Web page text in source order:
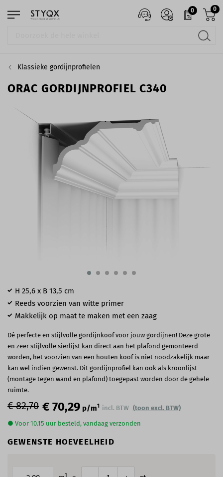
0 0
Klassieke gordijnprofielen
ORAC GORDIJNPROFIEL C340
€ 82,70 € 70,29 p/m1 incl. BTW (toon excl. BTW)
● Voor 10.15 uur besteld, vandaag verzonden
GEWENSTE HOEVEELHEID
1
H 25,6 x B 13,5 cm
Reeds voorzien van witte primer
Makkelijk op maat te maken met een zaag
Dé perfecte en stijlvolle gordijnkoof voor jouw gordijnen! Deze grote
en zeer stijlvolle sierlijst kan direct aan het plafond gemonteerd
worden, het voorzien van een houten koof is niet noodzakelijk maar
kan wel indien gewenst. Dit gordijnprofiel kan ook als kroonlijst
(montage tegen wand en plafond) toegepast worden door de gehele
ruimte.